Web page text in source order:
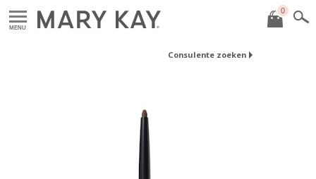
MENU
0
Consulente zoeken